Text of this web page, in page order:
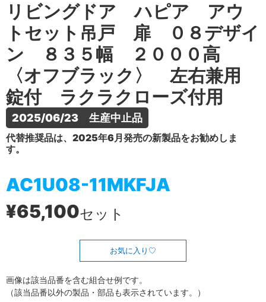
リビングドア ハピア アウ
トセット吊戸 扉 ０８デザイ
ン ８３５幅 ２０００高
〈オフブラック〉 左右兼用
錠付 ラクラクローズ付用
2025/06/23　生産中止品
代替推奨品は、2025年6月発売の新製品をお勧めしま
す。
AC1U08-11MKFJA
¥65,100セット
お気に入り
画像は該当品番を含む組合せ例です。
（該当品番以外の製品・部品も表示されています。）